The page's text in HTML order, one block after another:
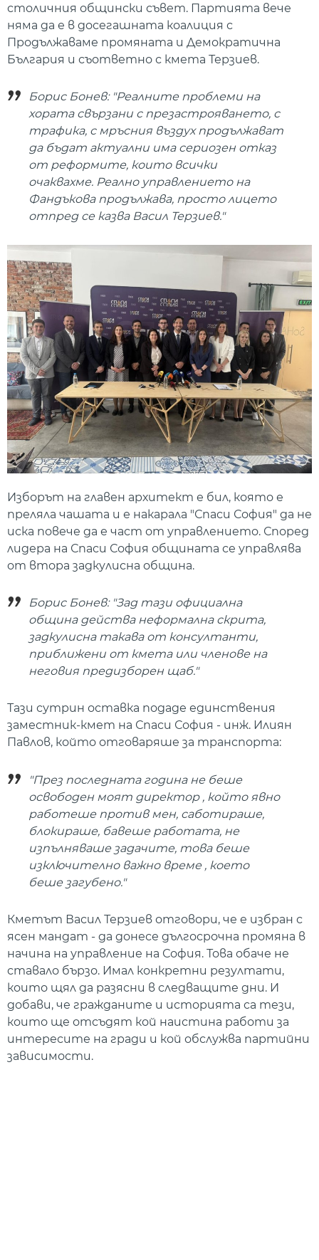
столичния общински съвет. Партията вече
няма да е в досегашната коалиция с
Продължаваме промяната и Демократична
България и съответно с кмета Терзиев.
Борис Бонев: "Реалните проблеми на
хората свързани с презастрояването, с
трафика, с мръсния въздух продължават
да бъдат актуални има сериозен отказ
от реформите, които всички
очаквахме. Реално управлението на
Фандъкова продължава, просто лицето
отпред се казва Васил Терзиев."
Изборът на главен архитект е бил, която е
преляла чашата и е накарала "Спаси София" да не
иска повече да е част от управлението. Според
лидера на Спаси София общината се управлява
от втора задкулисна община.
Борис Бонев: "Зад тази официална
община действа неформална скрита,
задкулисна такава от консултанти,
приближени от кмета или членове на
неговия предизборен щаб."
Тази сутрин оставка подаде единствения
заместник-кмет на Спаси София - инж. Илиян
Павлов, който отговаряше за транспорта:
"През последната година не беше
освободен моят директор , който явно
работеше против мен, саботираше,
блокираше, бавеше работата, не
изпълняваше задачите, това беше
изключително важно време , което
беше загубено."
Кметът Васил Терзиев отговори, че е избран с
ясен мандат - да донесе дългосрочна промяна в
начина на управление на София. Това обаче не
ставало бързо. Имал конкретни резултати,
които щял да разясни в следващите дни. И
добави, че гражданите и историята са тези,
които ще отсъдят кой наистина работи за
интересите на гради и кой обслужва партийни
зависимости.